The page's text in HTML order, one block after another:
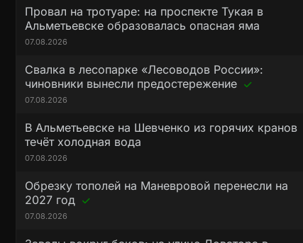
Провал на тротуаре: на проспекте Тукая в
Альметьевске образовалась опасная яма
07.08.2026
Свалка в лесопарке «Лесоводов России»:
чиновники вынесли предостережение
07.08.2026
В Альметьевске на Шевченко из горячих кранов
течёт холодная вода
07.08.2026
Обрезку тополей на Маневровой перенесли на
2027 год
07.08.2026